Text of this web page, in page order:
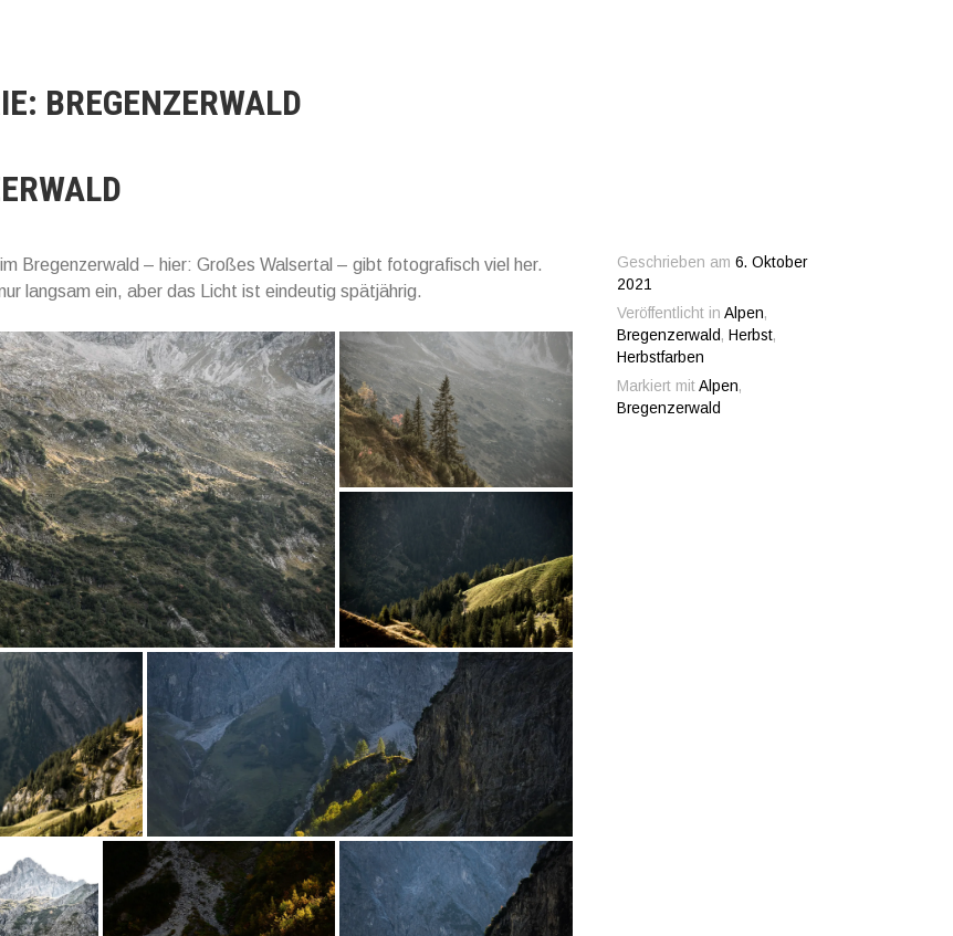
BREGENZERWALD
Geschrieben am6. Oktober
2021
Veröffentlicht inAlpen,
Bregenzerwald , Herbst,
Herbstfarben
Markiert mitAlpen,
Bregenzerwald
Bregenzerwald – hier: Großes Walsertal – gibt fotografisch viel her.
langsam ein, aber das Licht ist eindeutig spätjährig.